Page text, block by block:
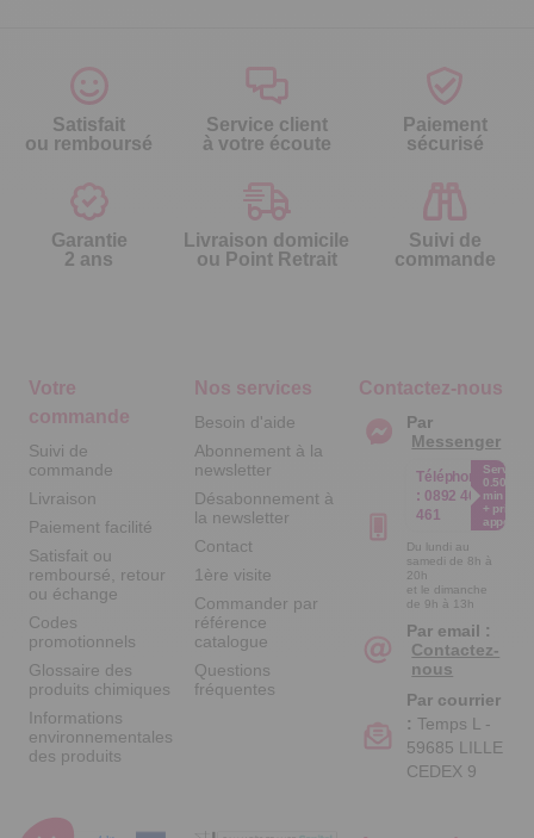
Satisfait
ou remboursé
Service client
à votre écoute
Paiement
sécurisé
Garantie
2 ans
Livraison domicile
ou Point Retrait
Suivi de
commande
Votre
commande
Suivi de
commande
Livraison
Paiement facilité
Satisfait ou
remboursé, retour
ou échange
Codes
promotionnels
Glossaire des
produits chimiques
Informations
environnementales
des produits
Nos services
Besoin d'aide
Abonnement à la
newsletter
Désabonnement à
la newsletter
Contact
1ère visite
Commander par
référence
catalogue
Questions
fréquentes
Contactez-nous
Par
Messenger
Téléphone
: 0892 461
461
Service
0.50€ /
min
+ prix
appel
Du lundi au
samedi de 8h à
20h
et le dimanche
de 9h à 13h
Par email :
Contactez-
nous
Par courrier
: Temps L -
59685 LILLE
CEDEX 9